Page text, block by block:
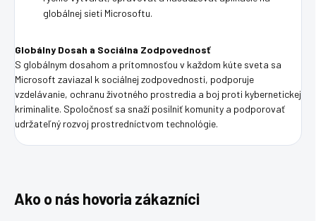
globálnej sieti Microsoftu.
Globálny Dosah a Sociálna Zodpovednosť
S globálnym dosahom a prítomnosťou v každom kúte sveta sa
Microsoft zaviazal k sociálnej zodpovednosti, podporuje
vzdelávanie, ochranu životného prostredia a boj proti kybernetickej
kriminalite. Spoločnosť sa snaží posilniť komunity a podporovať
udržateľný rozvoj prostredníctvom technológie.